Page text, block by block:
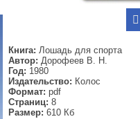
Книга: Лошадь для спорта
Автор: Дорофеев В. Н.
Год: 1980
Издательство: Колос
Формат: pdf
Страниц: 8
Размер: 610 Кб
▼
▼